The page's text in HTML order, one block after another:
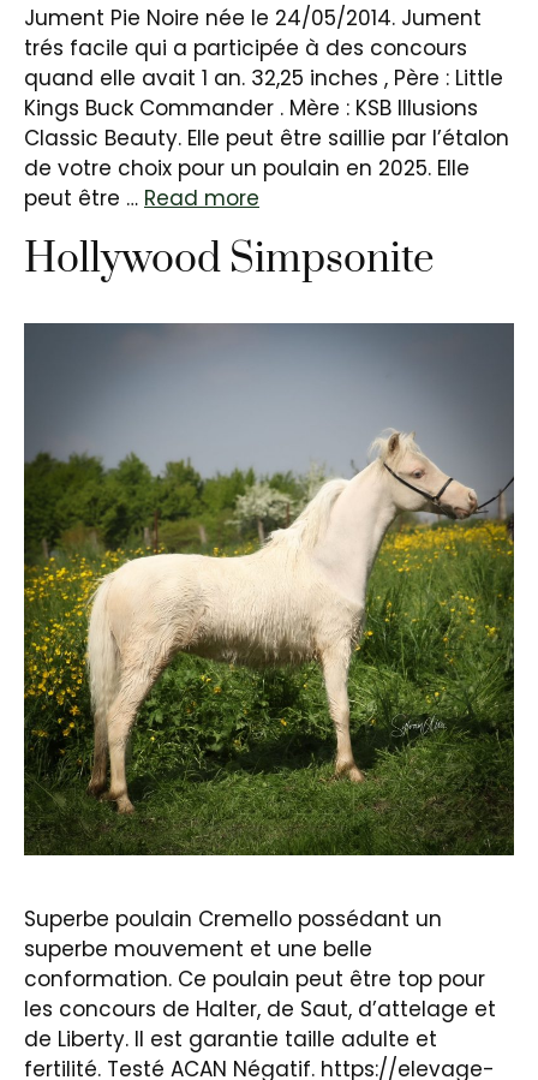
Jument Pie Noire née le 24/05/2014. Jument
trés facile qui a participée à des concours
quand elle avait 1 an. 32,25 inches , Père : Little
Kings Buck Commander . Mère : KSB Illusions
Classic Beauty. Elle peut être saillie par l’étalon
de votre choix pour un poulain en 2025. Elle
peut être … Read more
Hollywood Simpsonite
Superbe poulain Cremello possédant un
superbe mouvement et une belle
conformation. Ce poulain peut être top pour
les concours de Halter, de Saut, d’attelage et
de Liberty. Il est garantie taille adulte et
fertilité. Testé ACAN Négatif. https://elevage-